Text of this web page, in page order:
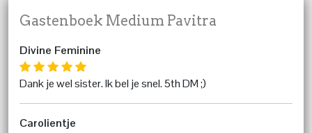
Gastenboek Medium Pavitra
Divine Feminine
Dank je wel sister. Ik bel je snel. 5th DM ;)
Carolientje